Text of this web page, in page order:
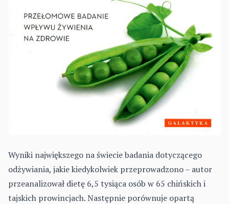
Wyniki największego na świecie badania dotyczącego
odżywiania, jakie kiedykolwiek przeprowadzono – autor
przeanalizował dietę 6,5 tysiąca osób w 65 chińskich i
tajskich prowincjach. Następnie porównuje opartą